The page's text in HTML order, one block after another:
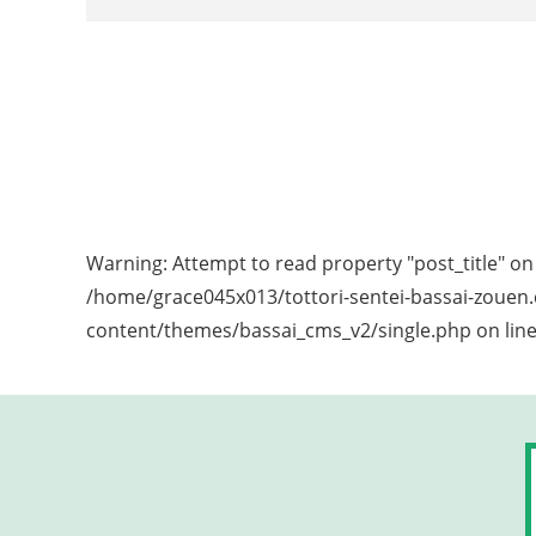
Warning: Attempt to read property "post_title"
/home/grace045x013/tottori-sentei-bassai-
content/themes/bassai_cms_v2/single.php on